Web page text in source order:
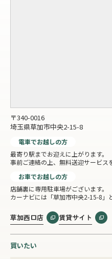
〒340-0016
埼玉県草加市中央2-15-8
電車でお越しの方
最寄り駅までお迎えに上がります。
事前ご連絡の上、無料送迎サービス
お車でお越しの方
店舗裏に専用駐車場がございます。
カーナビには「草加市中央2-15-8」
草加西口店 賃貸サイト
買いたい